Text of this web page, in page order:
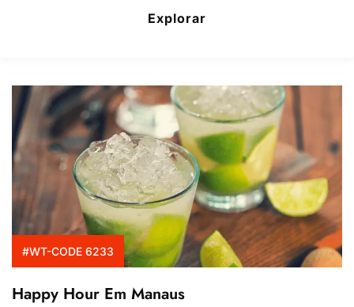
Explorar
#WT-CODE 6233
Happy Hour Em Manaus